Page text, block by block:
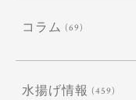
コラム (69)
水揚げ情報 (459)